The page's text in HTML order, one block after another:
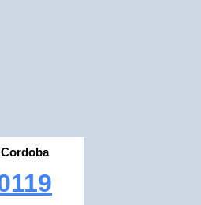
Cordoba